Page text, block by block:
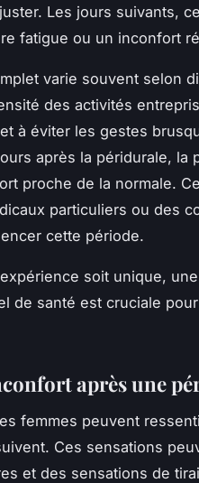
Les jours suivants,
fatigue ou un inconfort
varie souvent selon
des activités
à éviter les gestes
après la péridurale, la
proche de la normale.
particuliers ou des
cette période.
soit unique,
de santé est cruciale
après une
femmes peuvent
Ces sensations
et des sensations de